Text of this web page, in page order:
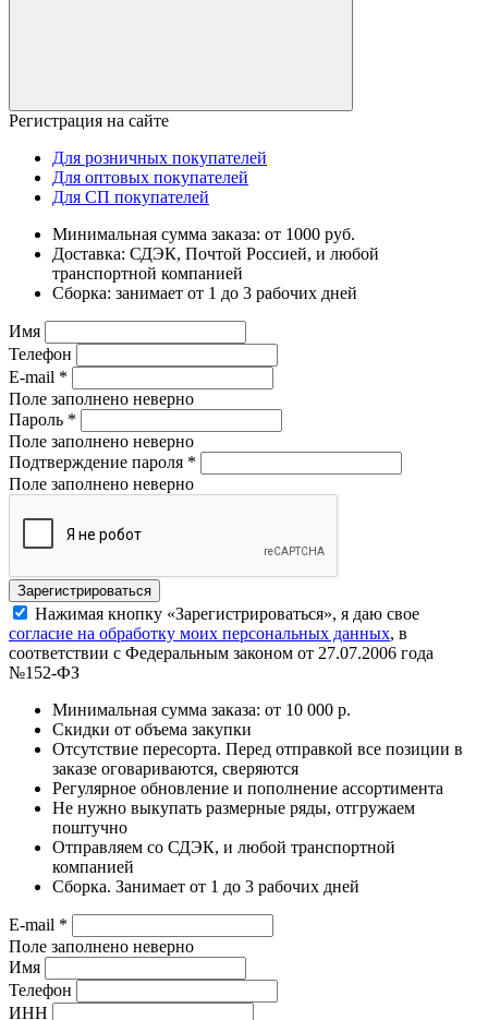
Регистрация на сайте
Для розничных покупателей
Для оптовых покупателей
Для СП покупателей
Минимальная сумма заказа: от 1000 руб.
Доставка: СДЭК, Почтой Россией, и любой
транспортной компанией
Сборка: занимает от 1 до 3 рабочих дней
Имя
Телефон
E-mail *
Поле заполнено неверно
Пароль *
Поле заполнено неверно
Подтверждение пароля *
Поле заполнено неверно
Нажимая кнопку «Зарегистрироваться», я даю свое
согласие на обработку моих персональных данных, в
соответствии с Федеральным законом от 27.07.2006 года
№152-ФЗ
Минимальная сумма заказа: от 10 000 р.
Скидки от объема закупки
Отсутствие пересорта. Перед отправкой все позиции в
заказе оговариваются, сверяются
Регулярное обновление и пополнение ассортимента
Не нужно выкупать размерные ряды, отгружаем
поштучно
Отправляем со СДЭК, и любой транспортной
компанией
Сборка. Занимает от 1 до 3 рабочих дней
E-mail *
Поле заполнено неверно
Имя
Телефон
ИНН